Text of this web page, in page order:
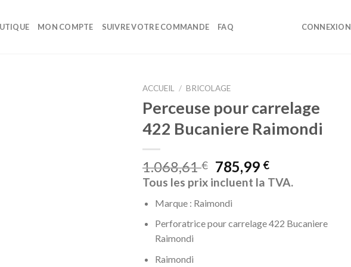
MON COMPTE SUIVRE VOTRE COMMANDE FAQ CONNEXION
ACCUEIL / BRICOLAGE
Perceuse pour carrelage
422 Bucaniere Raimondi
1.068,61€ 785,99 €
Tous les prix incluent la TVA.
Marque : Raimondi
Perforatrice pour carrelage 422 Bucaniere
Raimondi
Raimondi